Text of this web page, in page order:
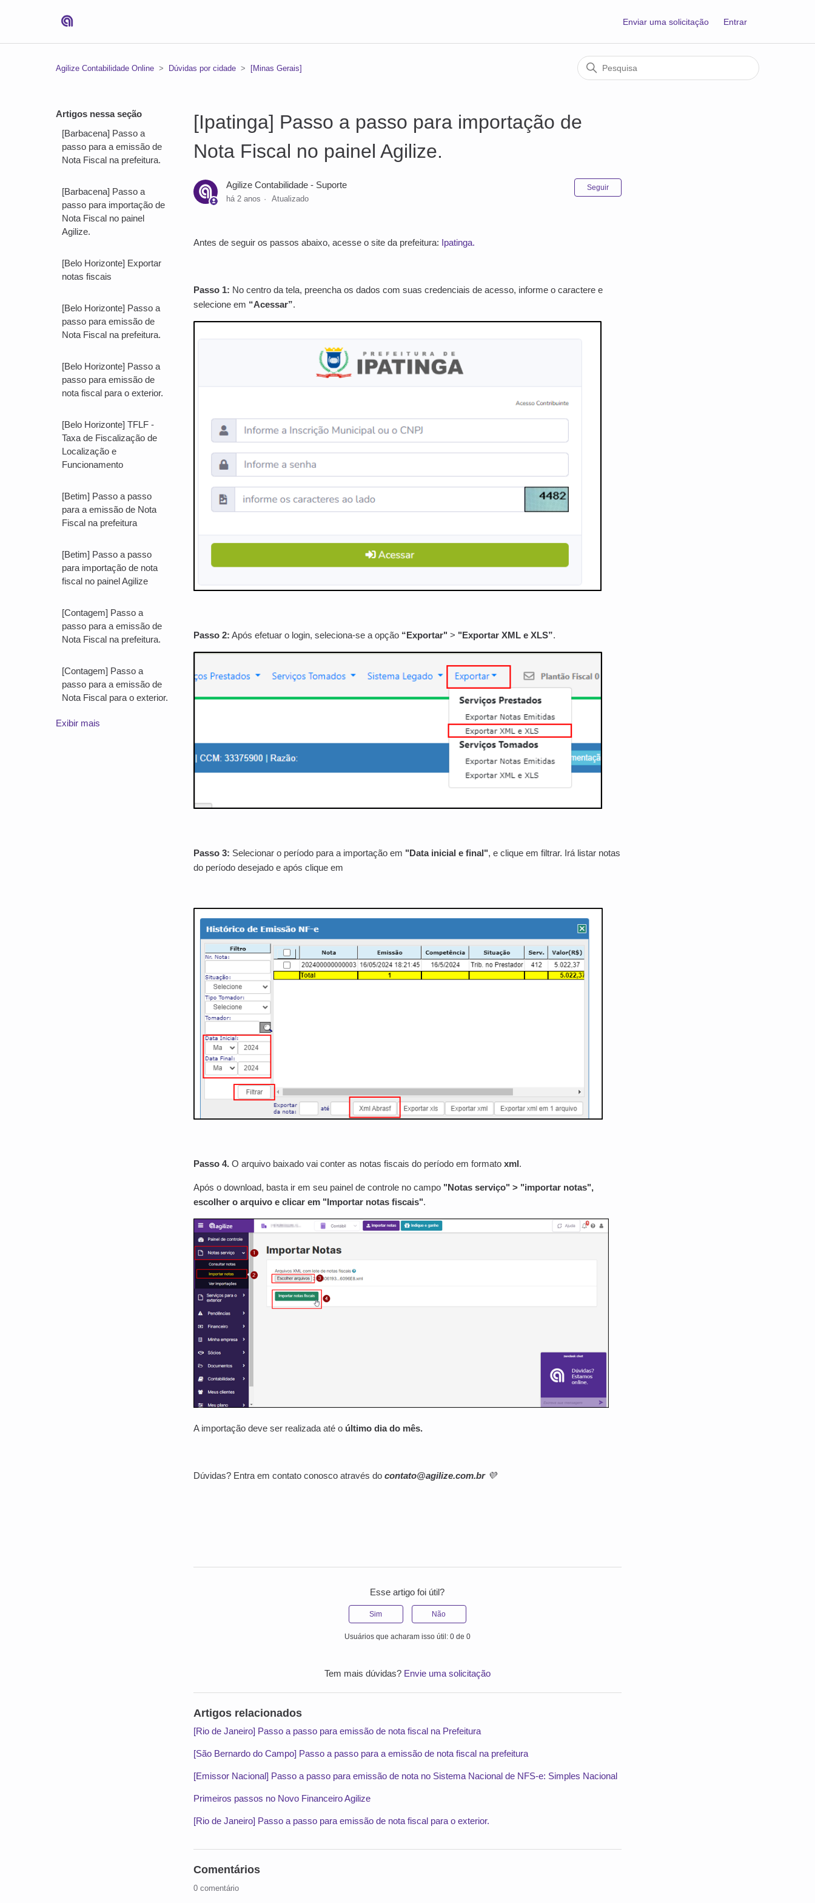
Enviar uma solicitação Entrar
Agilize Contabilidade Online Dúvidas por cidade [Minas Gerais]
Artigos nessa seção
[Barbacena] Passo a
passo para a emissão de
Nota Fiscal na prefeitura.
[Barbacena] Passo a
passo para importação de
Nota Fiscal no painel
Agilize.
[Belo Horizonte] Exportar
notas fiscais
[Belo Horizonte] Passo a
passo para emissão de
Nota Fiscal na prefeitura.
[Belo Horizonte] Passo a
passo para emissão de
nota fiscal para o exterior.
[Belo Horizonte] TFLF -
Taxa de Fiscalização de
Localização e
Funcionamento
[Betim] Passo a passo
para a emissão de Nota
Fiscal na prefeitura
[Betim] Passo a passo
para importação de nota
fiscal no painel Agilize
[Contagem] Passo a
passo para a emissão de
Nota Fiscal na prefeitura.
[Contagem] Passo a
passo para a emissão de
Nota Fiscal para o exterior.
Exibir mais
[Ipatinga] Passo a passo para importação de
Nota Fiscal no painel Agilize.
Agilize Contabilidade - Suporte
há 2 anos Atualizado
Seguir
Antes de seguir os passos abaixo, acesse o site da prefeitura: Ipatinga.
Passo 1: No centro da tela, preencha os dados com suas credenciais de acesso, informe o caractere e
selecione em “Acessar”.
Passo 2: Após efetuar o login, seleciona-se a opção “Exportar" > "Exportar XML e XLS”.
Passo 3: Selecionar o período para a importação em "Data inicial e final", e clique em filtrar. Irá listar notas
do período desejado e após clique em
Passo 4. O arquivo baixado vai conter as notas fiscais do período em formatoxml.
Após o download, basta ir em seu painel de controle no campo "Notas serviço" > "importar notas",
escolher o arquivo e clicar em "Importar notas fiscais".
A importação deve ser realizada até o último dia do mês.
Dúvidas? Entra em contato conosco através docontato@agilize.com.br💜
Esse artigo foi útil?
Sim Não
Usuários que acharam isso útil: 0 de 0
Tem mais dúvidas? Envie uma solicitação
Artigos relacionados
[Rio de Janeiro] Passo a passo para emissão de nota fiscal na Prefeitura
[São Bernardo do Campo] Passo a passo para a emissão de nota fiscal na prefeitura
[Emissor Nacional] Passo a passo para emissão de nota no Sistema Nacional de NFS-e: Simples Nacional
Primeiros passos no Novo Financeiro Agilize
[Rio de Janeiro] Passo a passo para emissão de nota fiscal para o exterior.
Comentários
0 comentário